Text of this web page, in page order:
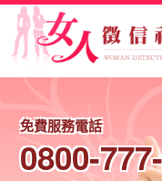
免費服務電話
0800-